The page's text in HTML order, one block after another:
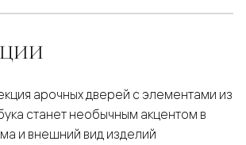
арочных дверей с элементами из
станет необычным акцентом в
и внешний вид изделий